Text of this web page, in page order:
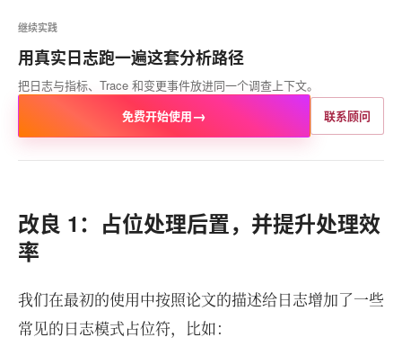
继续实践
用真实日志跑一遍这套分析路径
把日志与指标、Trace 和变更事件放进同一个调查上下文。
免费开始使用→ 联系顾问
改良 1：占位处理后置，并提升处理效
率
我们在最初的使用中按照论文的描述给日志增加了一些
常见的日志模式占位符，比如：